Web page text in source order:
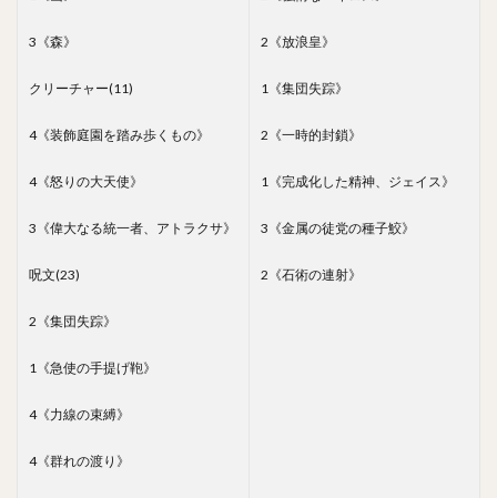
3《森》
クリーチャー(11)
4《装飾庭園を踏み歩くもの》
4《怒りの大天使》
3《偉大なる統一者、アトラクサ》
呪文(23)
2《集団失踪》
1《急使の手提げ鞄》
4《力線の束縛》
4《群れの渡り》
2《放浪皇》
1《集団失踪》
2《一時的封鎖》
1《完成化した精神、ジェイス》
3《金属の徒党の種子鮫》
2《石術の連射》